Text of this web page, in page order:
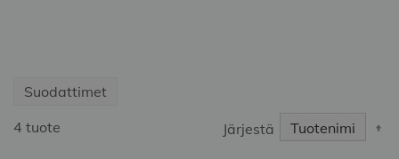
4 tuote Järjestä
Suodattimet